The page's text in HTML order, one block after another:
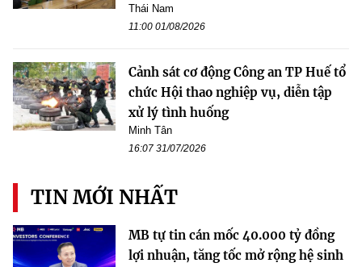
Thái Nam
11:00 01/08/2026
Cảnh sát cơ động Công an TP Huế tổ
chức Hội thao nghiệp vụ, diễn tập
xử lý tình huống
Minh Tân
16:07 31/07/2026
TIN MỚI NHẤT
MB tự tin cán mốc 40.000 tỷ đồng
lợi nhuận, tăng tốc mở rộng hệ sinh